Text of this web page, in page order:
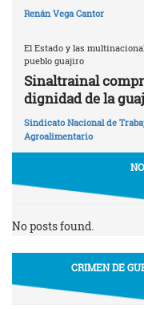
Renán Vega Cantor
El Estado y las
pueblo guajiro
Sinaltrainal
dignidad de la
Sindicato Nacional de
Agroalimentario
No posts found.
CRIMEN DE